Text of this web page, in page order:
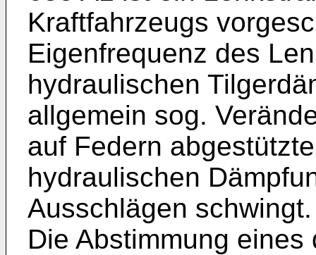
Kraftfahrzeugs
Eigenfrequenz des
hydraulischen
allgemein sog.
auf Federn
hydraulischen
Ausschlägen schwingt.
Die Abstimmung